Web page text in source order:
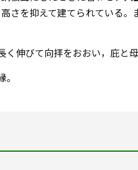
さを抑えて建てられている
伸びて向拝をおおい，庇と